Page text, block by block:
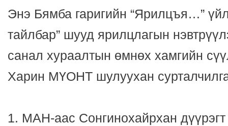
Энэ Бямба гаригийн “Ярилцъя…”
тайлбар” шууд ярилцлагын
санал хураалтын өмнөх хамгийн
Харин МҮОНТ шулуухан
1. МАН-аас Сонгинохайрхан